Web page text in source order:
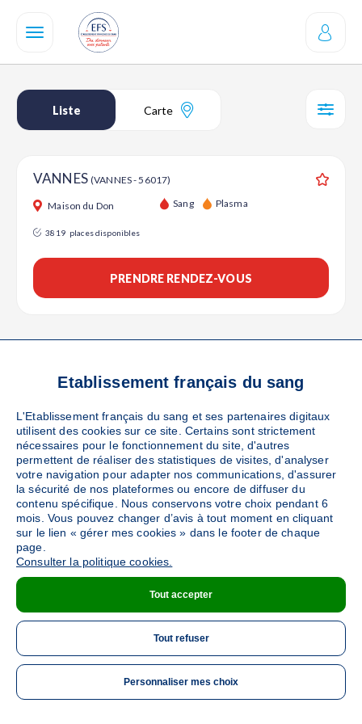
contenu
Liste Carte
ME
VANNES (VANNES - 56017)
Maison du Don Sang Plasma
3819 places disponibles
PRENDRE RENDEZ-VOUS
Etablissement français du sang
L'Etablissement français du sang et ses partenaires digitaux
utilisent des cookies sur ce site. Certains sont strictement
nécessaires pour le fonctionnement du site, d'autres
permettent de réaliser des statistiques de visites, d'analyser
votre navigation pour adapter nos communications, d'assurer
la sécurité de nos plateformes ou encore de diffuser du
contenu spécifique. Nous conservons votre choix pendant 6
mois. Vous pouvez changer d’avis à tout moment en cliquant
sur le lien « gérer mes cookies » dans le footer de chaque
page.
Consulter la politique cookies.
Tout accepter
Tout refuser
Personnaliser mes choix